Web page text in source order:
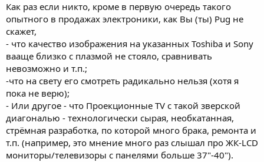
Как раз если никто, кроме в первую очередь такого
опытного в продажах электроники, как Вы (ты) Pug не
скажет,
- что качество изображения на указанных Toshiba и Sony
вааще близко с плазмой не стояло, сравнивать
невозможно и т.п.;
-что на свету его смотреть радикально нельзя (хотя я
пока не верю);
- Или другое - что Проекционные ТV с такой зверской
диагональю - технологически сырая, необкатанная,
стрёмная разработка, по которой много брака, ремонта и
т.п. (например, это мнение много раз слышал про ЖК-LCD
мониторы/телевизоры с панелями больше 37"-40").